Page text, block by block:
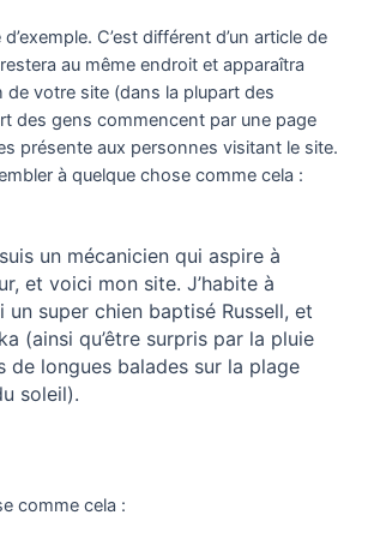
C’est différent d’un article de
au même endroit et apparaîtra
de votre site (dans la plupart des
des gens commencent par une page
présente aux personnes visitant le site.
à quelque chose comme cela :
un mécanicien qui aspire à
et voici mon site. J’habite à
un super chien baptisé Russell, et
(ainsi qu’être surpris par la pluie
de longues balades sur la plage
soleil).
comme cela :